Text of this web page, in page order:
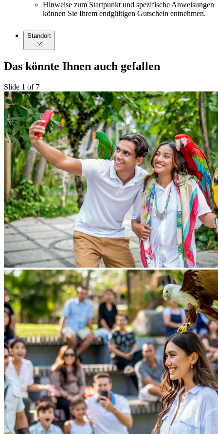
Hinweise zum Startpunkt und spezifische Anweisungen
können Sie Ihrem endgültigen Gutschein entnehmen.
Standort
Das könnte Ihnen auch gefallen
Slide 1 of 7